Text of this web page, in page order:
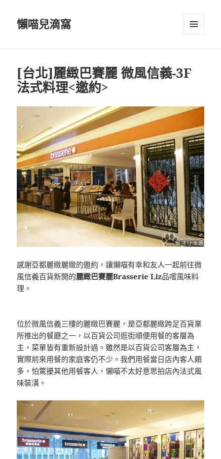
懶喵兒滴窩
[台北]麗緻巴賽麗 微風信義-3F
法式料理<邀約>
感謝亞都麗緻麗緻的邀約，讓懶喵有幸和友人一起前往微
風信義百貨新開的麗緻巴賽麗Brasserie Liz品嚐風味料
理。
位於微風信義三樓的麗緻巴賽麗，是亞都麗緻跨足百貨業
所推出的餐廳之一，以百貨公司逛街順便用餐的客層為
主，菜單皆有重新設計過。雖然是以百貨公司客層為主，
實際前來用餐的家庭客仍不少。我們用餐當日店內客人頗
多，怕驚擾其他用餐客人，懶喵不太好意思拍店內法式風
味裝潢。